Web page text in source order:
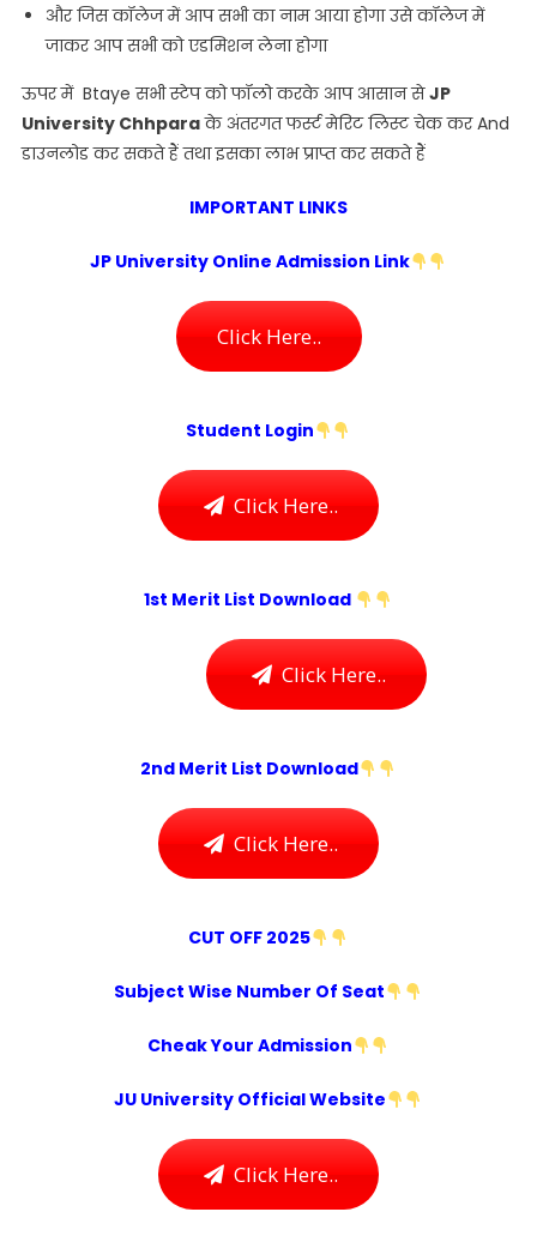
और जिस कॉलेज में आप सभी का नाम आया होगा उसे कॉलेज में
जाकर आप सभी को एडमिशन लेना होगा
ऊपर में Btaye सभी स्टेप को फॉलो करके आप आसान सेJP
University Chhparaके अंतरगत फर्स्ट मेरिट लिस्ट चेक कर And
डाउनलोड कर सकते हैं तथा इसका लाभ प्राप्त कर सकते हैं
IMPORTANT LINKS
JP University Online Admission Link
Click Here..
Student Login
Click Here..
1st Merit List Download
Click Here..
2nd Merit List Download
Click Here..
CUT OFF 2025
Subject Wise Number Of Seat
Cheak Your Admission
JU University Official Website
Click Here..